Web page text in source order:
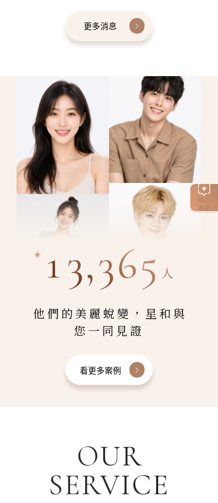
線上
客服
更多消息
13,365 人
他們的美麗蛻變，星和與
您一同見證
看更多案例
OUR
SERVICE